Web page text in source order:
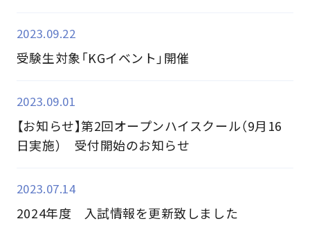
2023.09.22
受験生対象「KGイベント」開催
2023.09.01
【お知らせ】第2回オープンハイスクール（9月16
日実施） 受付開始のお知らせ
2023.07.14
2024年度 入試情報を更新致しました